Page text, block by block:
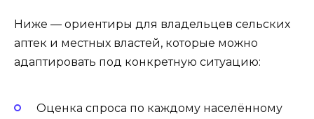
Ниже — ориентиры для владельцев сельских
аптек и местных властей, которые можно
адаптировать под конкретную ситуацию:
Оценка спроса по каждому населённому